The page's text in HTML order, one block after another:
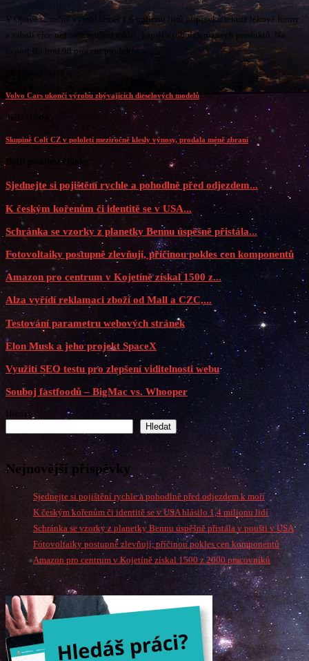
V Opavě se ročně vyrobí téměř 1,6 milionu litrů přípravků tekuté lékové formy
a zabalí více než osm miliard tablet, kapslí a tobolek různých produktů. Na
export šlo loni 98 procent produkce.
Volvo Cars ukončí výrobu zbývajících dieselových modelů
další články
Skupině Colt CZ v pololetí meziročně klesly výnosy, prodala méně zbraní
Další podobné články
Sjednejte si pojištění rychle a pohodlně před odjezdem...
K českým kořenům či identitě se v USA...
Schránka se vzorky z planetky Bennu úspěšně přistála...
Fotovoltaiky postupně zlevňují, příčinou pokles cen komponentů
Amazon pro centrum v Kojetíně získal 1500 z...
Alza vyřídí reklamaci zboží od Mall a CZC,...
Testování parametru webových stránek
Elon Musk a jeho projekt SpaceX
Využití SEO testu pro zlepšení viditelnosti webu
Souboj fastfoodů – BigMac vs. Whooper
Hledat
Hledat
Nejnovější příspěvky
Sjednejte si pojištění rychle a pohodlně před odjezdem k moři
K českým kořenům či identitě se v USA hlásilo 1,4 milionu lidí
Schránka se vzorky z planetky Bennu úspěšně přistála v poušti v USA
Fotovoltaiky postupně zlevňují, příčinou pokles cen komponentů
Amazon pro centrum v Kojetíně získal 1500 z 2000 pracovníků